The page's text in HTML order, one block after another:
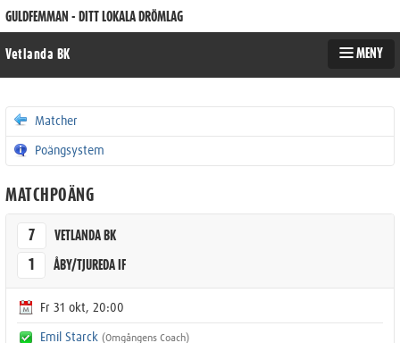
GULDFEMMAN - DITT LOKALA DRÖMLAG
Vetlanda BK MENY
Matcher
Poängsystem
MATCHPOÄNG
7 VETLANDA BK
1 ÅBY/TJUREDA IF
Fr 31 okt, 20:00
Emil Starck (Omgångens Coach)